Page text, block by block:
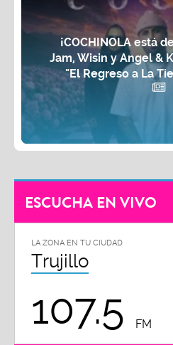
¡COCHINOLA está
Jam, Wisin y Angel &
"El Regreso a La
ESCUCHA EN VIVO
LA ZONA EN TU CIUDAD
Trujillo
107.5 FM